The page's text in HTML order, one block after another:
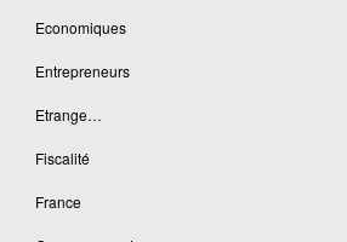
Economiques
Entrepreneurs
Etrange…
Fiscalité
France